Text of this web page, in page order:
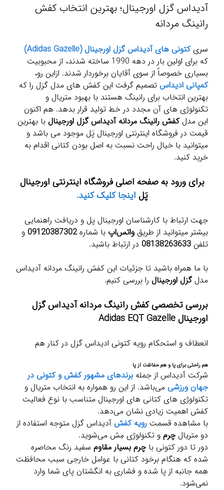
آدیداس گزل اورجینال؛ بهترین انتخاب کفش
رانینگ مردانه
سریکتونی های آدیداس گزل اورجینال (Adidas Gazelle)
که برای اولین بار در دهه 1990 ساخته شدند، از محبوبیت
بسیاری خصوصاً از سوی آقایان برخوردار شدند. ازاین رو،
کمپانی ادیداس تصمیم گرفت این کفش های مدل گزل را که
بهترین انتخاب برای رانینگ هستند با بهبود متریال و
تکنولوژی های آن مجدد در خط تولید قرار بدهد. هم اکنون
این مدلکفش رانینگ مردانه آدیداس گزل اورجینال با بهترین
قیمت در فروشگاه اینترنتی اورجینال پَل موجود می باشد و
میتوانید با خیال راحت نسبت به اصل بودن کتانی اقدام به
خرید کنید.
برای ورود به صفحه اصلی فروشگاه اینترنتی اورجینال
پَل اینجا کلیک کنید.
جهت ارتباط با کارشناسان اورجینال پل و دریافت راهنمایی
بیشتر میتوانید از طریقواتس‌اپ با شماره09120387302 و
تلفن 08138263633 در ارتباط باشید.
با ما همراه باشید تا جزئیات این کفش رانینگ مردانه آدیداس
مدلگزل اورجینال را بررسی کنیم.
بررسی تخصصی کفش رانینگ مردانه آدیداس گزل
اورجینال Adidas EQT Gazelle
انعطاف و استحکام رویه کتونی ادیداس گزل در کنار هم
هم راحتی برای پا و هم حفاظت از پا
شرکت آدیداس از جمله برندهای مشهور کفش و کتونی در
جهان ورزشی می‌باشد. از این رو همواره به انتخاب متریال و
تکنولوژی های کتانی های اورجینال متناسب با نوع فعالیت
کفش اهمیت زیادی نشان می‌دهد.
با مشاهده قسمت رویه کفش آدیداس گزل متوجه استفاده از
دو متریال چرم و تکنولوژی مِش می‌شوید.
دور تا دور کتونی با چرم بسیار مقاوم سفید رنگ محاصره
شده که هنگام برخود کتانی با عوامل خارجی سبب محافظت
همه جانبه از پا شده و فشاری به انگشتان پای شما وارد
نمی‌شود.